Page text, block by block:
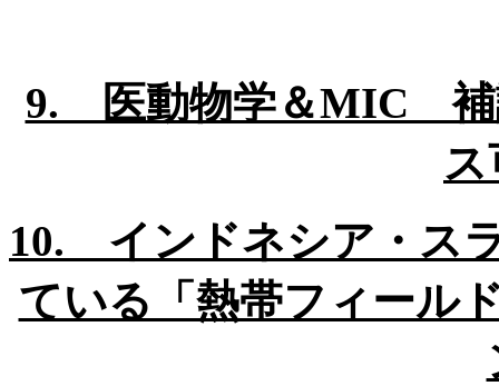
9. 医動物学＆MIC 補
ス
10. インドネシア・ス
ている「熱帯フィール